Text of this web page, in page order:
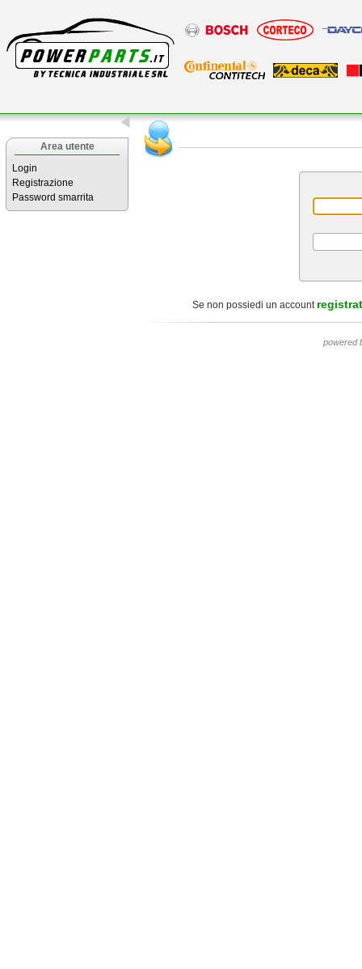
Area utente
Login
Registrazione
Password smarrita
Se non possiedi un account
powered